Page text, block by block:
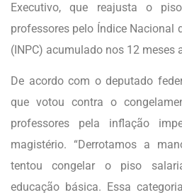
Executivo, que reajusta o
professores pelo Índice Nacional
(INPC) acumulado nos 12 meses
De acordo com o deputado
que votou contra o
professores pela inflação
magistério. “Derrotamos a
tentou congelar o piso
educação básica. Essa